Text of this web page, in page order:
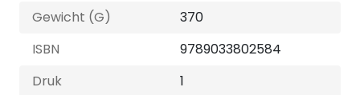
Gewicht (G)
370
ISBN
9789033802584
Druk
1